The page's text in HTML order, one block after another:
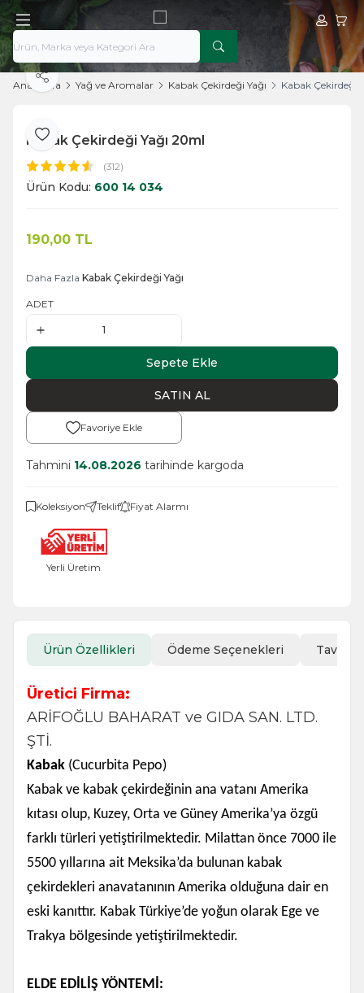
Hesabım
Ana Sayfa Yağ ve Aromalar Kabak Çekirdeği Yağı Kabak Çekirdeği
Favoriye Ekle
Paylaş
Kabak Çekirdeği Yağı 20ml
(312)
Ürün Kodu: 600 14 034
190,00 TL
Daha Fazla Kabak Çekirdeği Yağı
ADET
Sepete Ekle
SATIN AL
Favoriye Ekle
Tahmini 14.08.2026 tarihinde kargoda
Koleksiyon Teklif Fiyat Alarmı
Yerli Üretim
Ürün Özellikleri Ödeme Seçenekleri Tavsiye
Üretici Firma:
ARİFOĞLU BAHARAT ve GIDA SAN. LTD.
ŞTİ.
Kabak (Cucurbita Pepo)
Kabak ve kabak çekirdeğinin ana vatanı Amerika
kıtası olup, Kuzey, Orta ve Güney Amerika’ya özgü
farklı türleri yetiştirilmektedir. Milattan önce 7000 ile
5500 yıllarına ait Meksika’da bulunan kabak
çekirdekleri anavatanının Amerika olduğuna dair en
eski kanıttır. Kabak Türkiye’de yoğun olarak Ege ve
Trakya bölgesinde yetiştirilmektedir.
ELDE EDİLİŞ YÖNTEMİ: